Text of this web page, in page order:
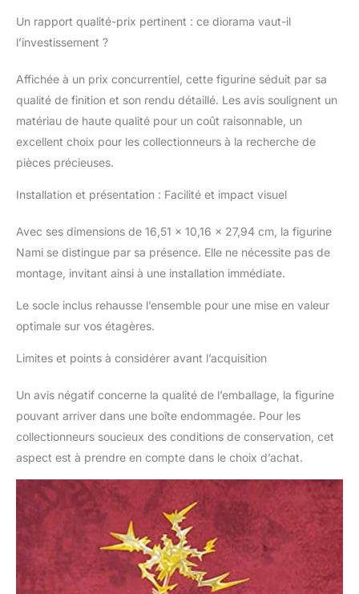
Un rapport qualité-prix pertinent : ce diorama vaut-il
l’investissement ?
Affichée à un prix concurrentiel, cette figurine séduit par sa
qualité de finition et son rendu détaillé. Les avis soulignent un
matériau de haute qualité pour un coût raisonnable, un
excellent choix pour les collectionneurs à la recherche de
pièces précieuses.
Installation et présentation : Facilité et impact visuel
Avec ses dimensions de 16,51 x 10,16 x 27,94 cm, la figurine
Nami se distingue par sa présence. Elle ne nécessite pas de
montage, invitant ainsi à une installation immédiate.
Le socle inclus rehausse l’ensemble pour une mise en valeur
optimale sur vos étagères.
Limites et points à considérer avant l’acquisition
Un avis négatif concerne la qualité de l’emballage, la figurine
pouvant arriver dans une boîte endommagée. Pour les
collectionneurs soucieux des conditions de conservation, cet
aspect est à prendre en compte dans le choix d’achat.